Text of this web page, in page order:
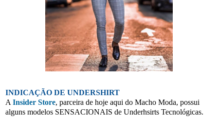
INDICAÇÃO DE UNDERSHIRT
A Insider Store, parceira de hoje aqui do Macho Moda, possui
alguns modelos SENSACIONAIS de Underhsirts Tecnológicas.